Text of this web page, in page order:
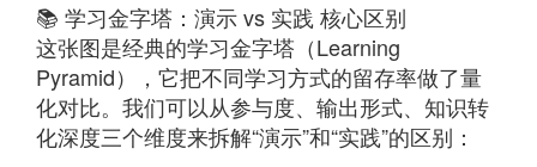
📚 学习金字塔：演示 vs 实践 核心区别
这张图是经典的学习金字塔（Learning
Pyramid），它把不同学习方式的留存率做了量
化对比。我们可以从参与度、输出形式、知识转
化深度三个维度来拆解“演示”和“实践”的区别：